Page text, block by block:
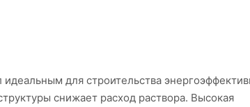
для строительства
снижает расход раствора. Высокая